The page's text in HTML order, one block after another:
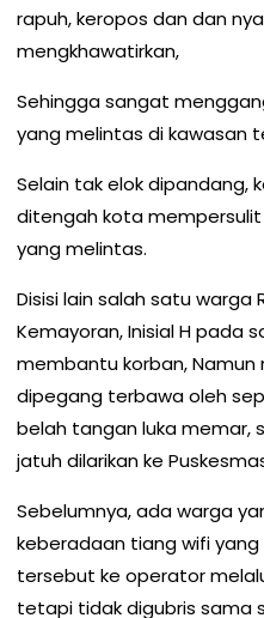
rapuh, keropos dan dan
mengkhawatirkan,
Sehingga sangat
yang melintas di kawasan
Selain tak elok
ditengah kota
yang melintas.
Disisi lain salah satu warga
Kemayoran, Inisial H pada
membantu korban, Namun
dipegang terbawa oleh
belah tangan luka memar,
jatuh dilarikan ke
Sebelumnya, ada warga
keberadaan tiang wifi
tersebut ke operator
tetapi tidak digubris sama